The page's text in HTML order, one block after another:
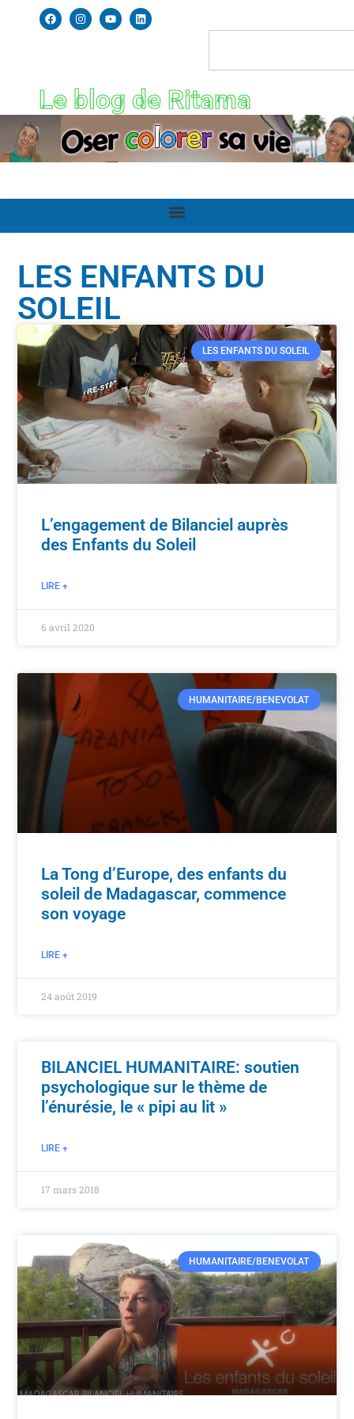
Le blog de Ritama
LES ENFANTS DU
SOLEIL
LES ENFANTS DU SOLEIL
L’engagement de Bilanciel auprès
des Enfants du Soleil
LIRE +
6 avril 2020
HUMANITAIRE/BENEVOLAT
La Tong d’Europe, des enfants du
soleil de Madagascar, commence
son voyage
LIRE +
24 août 2019
BILANCIEL HUMANITAIRE: soutien
psychologique sur le thème de
l’énurésie, le « pipi au lit »
LIRE +
17 mars 2018
HUMANITAIRE/BENEVOLAT